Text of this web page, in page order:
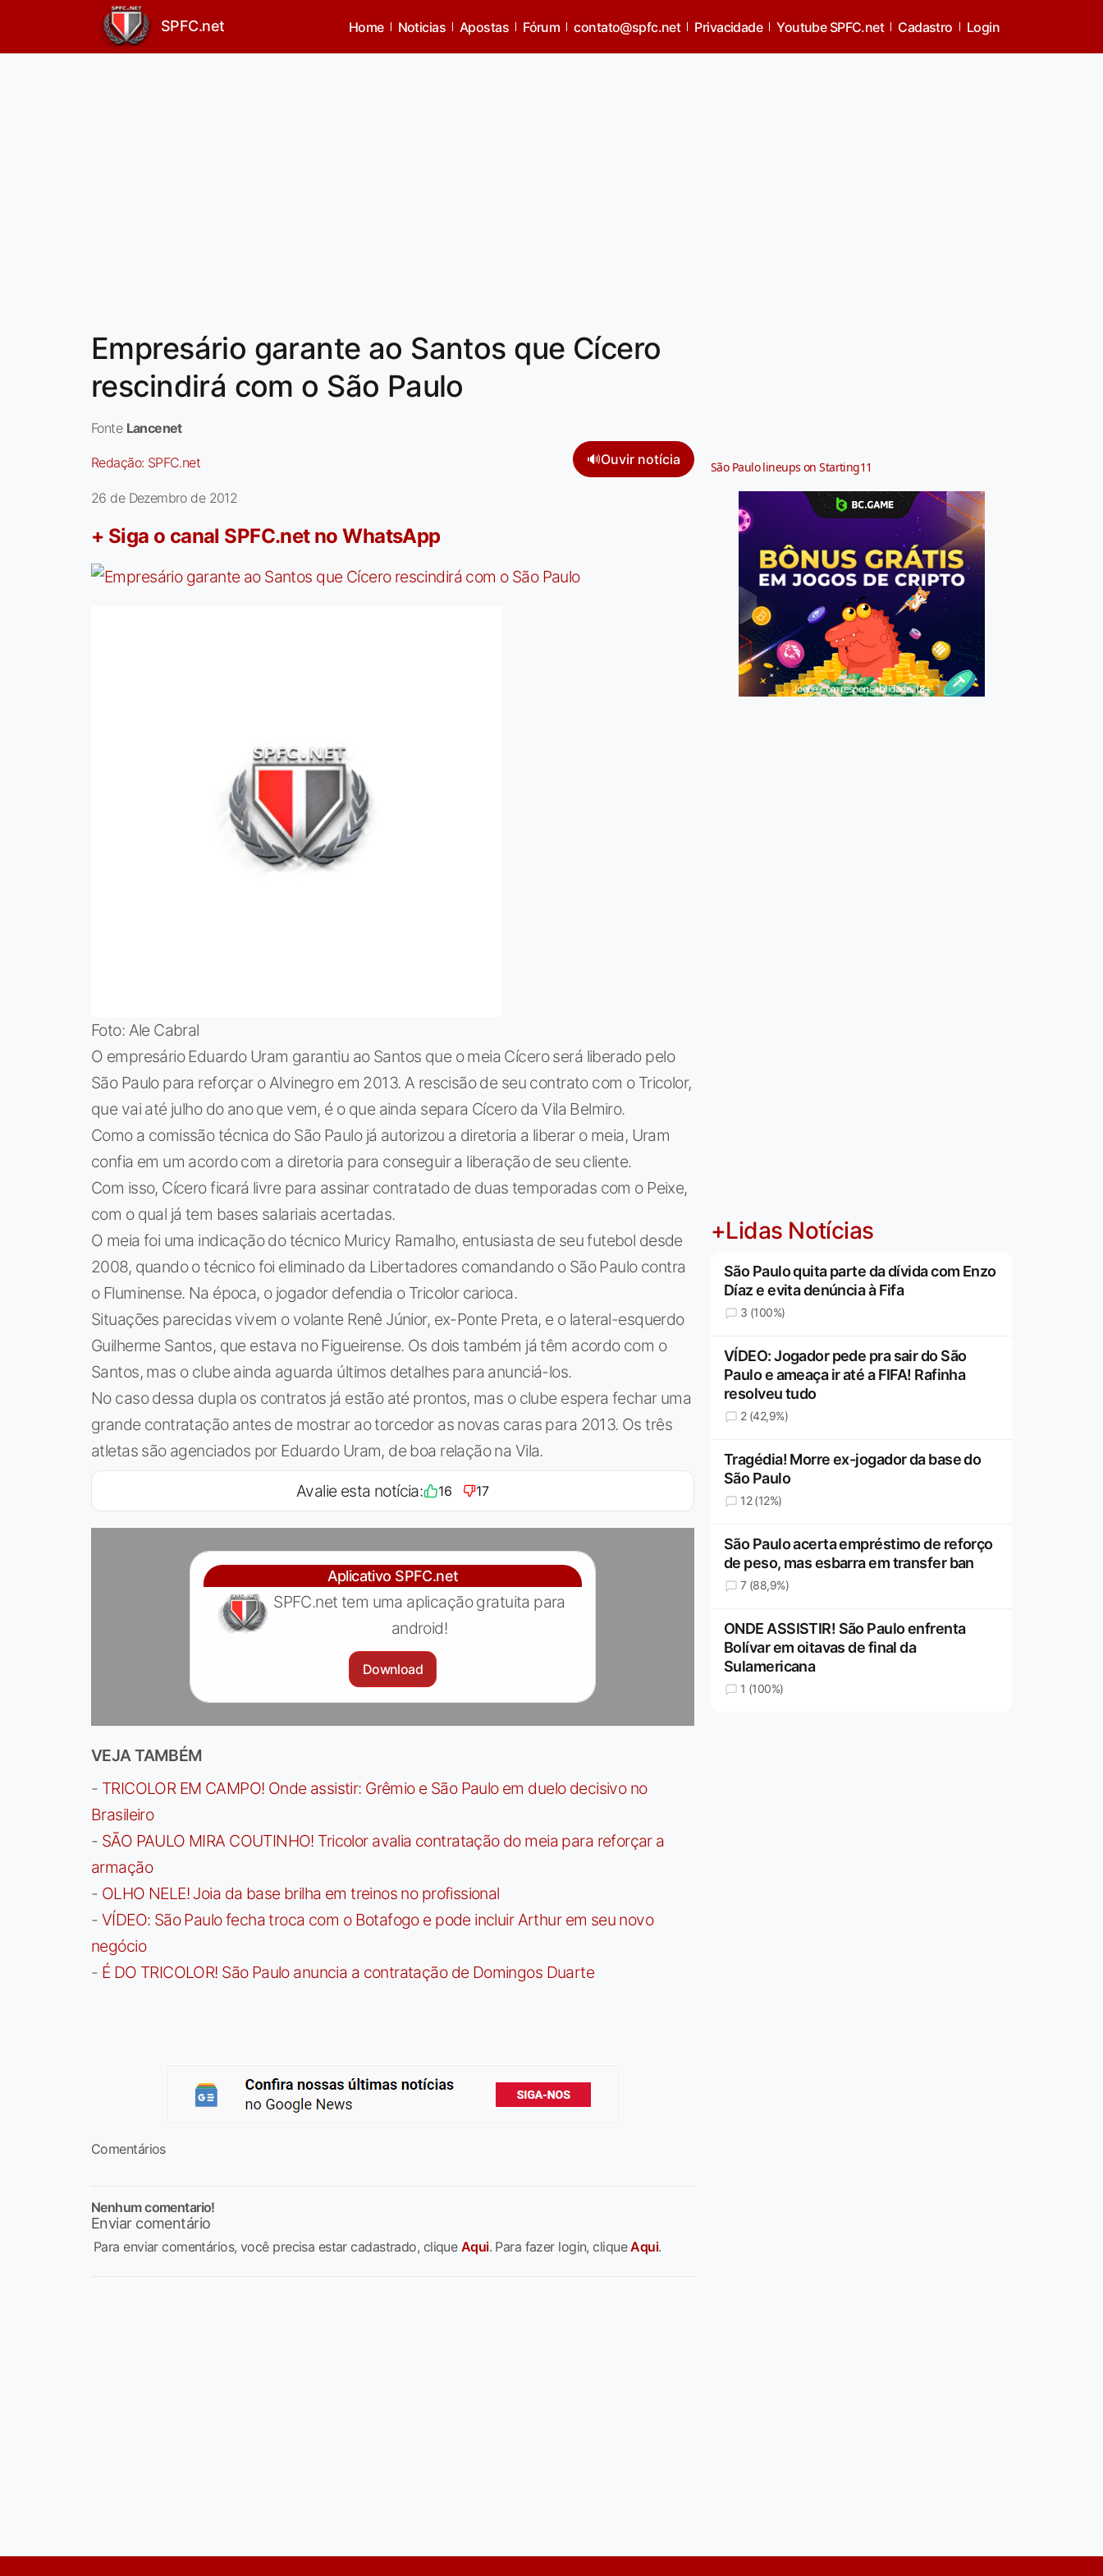
SPFC.net Home Noticias Apostas Fórum contato@spfc.net Privacidade Youtube SPFC.net Cadastro Login
Empresário garante ao Santos que Cícero
rescindirá com o São Paulo
Fonte Lancenet
Redação: SPFC.net 🔊Ouvir notícia
26 de Dezembro de 2012
+ Siga o canal SPFC.net no WhatsApp
Foto: Ale Cabral
O empresário Eduardo Uram garantiu ao Santos que o meia Cícero será liberado pelo
São Paulo para reforçar o Alvinegro em 2013. A rescisão de seu contrato com o Tricolor,
que vai até julho do ano que vem, é o que ainda separa Cícero da Vila Belmiro.
Como a comissão técnica do São Paulo já autorizou a diretoria a liberar o meia, Uram
confia em um acordo com a diretoria para conseguir a liberação de seu cliente.
Com isso, Cícero ficará livre para assinar contratado de duas temporadas com o Peixe,
com o qual já tem bases salariais acertadas.
O meia foi uma indicação do técnico Muricy Ramalho, entusiasta de seu futebol desde
2008, quando o técnico foi eliminado da Libertadores comandando o São Paulo contra
o Fluminense. Na época, o jogador defendia o Tricolor carioca.
Situações parecidas vivem o volante Renê Júnior, ex-Ponte Preta, e o lateral-esquerdo
Guilherme Santos, que estava no Figueirense. Os dois também já têm acordo com o
Santos, mas o clube ainda aguarda últimos detalhes para anunciá-los.
No caso dessa dupla os contratos já estão até prontos, mas o clube espera fechar uma
grande contratação antes de mostrar ao torcedor as novas caras para 2013. Os três
atletas são agenciados por Eduardo Uram, de boa relação na Vila.
Avalie esta notícia: 16 17
Aplicativo SPFC.net
SPFC.net tem uma aplicação gratuita para
android!
Download
VEJA TAMBÉM
- TRICOLOR EM CAMPO! Onde assistir: Grêmio e São Paulo em duelo decisivo no
Brasileiro
- SÃO PAULO MIRA COUTINHO! Tricolor avalia contratação do meia para reforçar a
armação
- OLHO NELE! Joia da base brilha em treinos no profissional
- VÍDEO: São Paulo fecha troca com o Botafogo e pode incluir Arthur em seu novo
negócio
- É DO TRICOLOR! São Paulo anuncia a contratação de Domingos Duarte
Comentários
Nenhum comentario!
Enviar comentário
Para enviar comentários, você precisa estar cadastrado, clique Aqui. Para fazer login, cliqueAqui.
São Paulo lineups on Starting11
Jogue com responsabilidade. 18+
+Lidas Notícias
São Paulo quita parte da dívida com Enzo
Díaz e evita denúncia à Fifa
3 (100%)
VÍDEO: Jogador pede pra sair do São
Paulo e ameaça ir até a FIFA! Rafinha
resolveu tudo
2 (42,9%)
Tragédia! Morre ex-jogador da base do
São Paulo
12 (12%)
São Paulo acerta empréstimo de reforço
de peso, mas esbarra em transfer ban
7 (88,9%)
ONDE ASSISTIR! São Paulo enfrenta
Bolívar em oitavas de final da
Sulamericana
1 (100%)